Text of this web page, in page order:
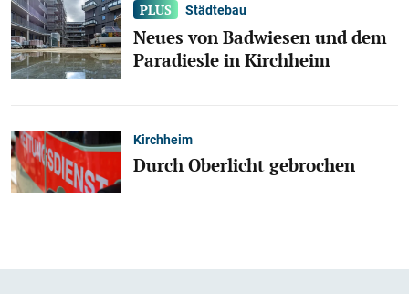
Städtebau
Neues von Badwiesen und dem
Paradiesle in Kirchheim
Kirchheim
Durch Oberlicht gebrochen